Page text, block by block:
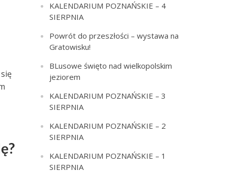
KALENDARIUM POZNAŃSKIE – 4
SIERPNIA
Powrót do przeszłości – wystawa na
Gratowisku!
BLusowe święto nad wielkopolskim
jeziorem
KALENDARIUM POZNAŃSKIE – 3
SIERPNIA
KALENDARIUM POZNAŃSKIE – 2
SIERPNIA
KALENDARIUM POZNAŃSKIE – 1
SIERPNIA